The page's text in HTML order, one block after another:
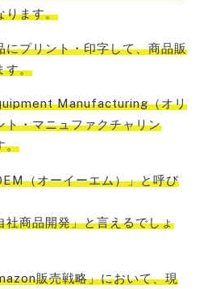
ります。
にプリント・印字して、商品販
す。
Manufacturing（オリ
ト・マニュファクチャリン
。
（オーイーエム）」と呼び
社商品開発」と言えるでしょ
販売戦略」において、現